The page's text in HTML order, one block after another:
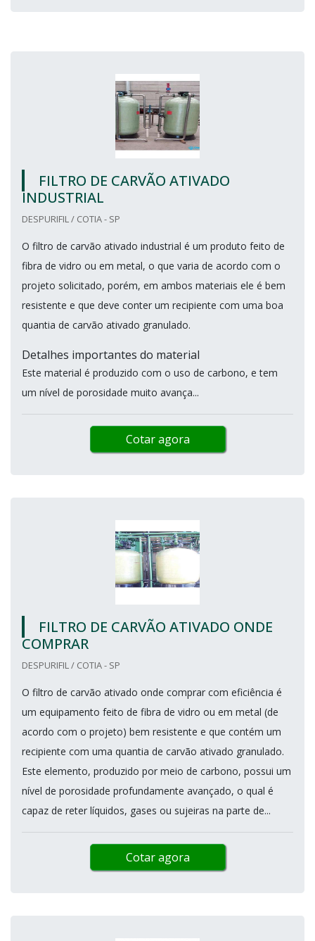
FILTRO DE CARVÃO ATIVADO
INDUSTRIAL
DESPURIFIL / COTIA - SP
O filtro de carvão ativado industrial é um produto feito de
fibra de vidro ou em metal, o que varia de acordo com o
projeto solicitado, porém, em ambos materiais ele é bem
resistente e que deve conter um recipiente com uma boa
quantia de carvão ativado granulado.
Detalhes importantes do material
Este material é produzido com o uso de carbono, e tem
um nível de porosidade muito avança...
Cotar agora
FILTRO DE CARVÃO ATIVADO ONDE
COMPRAR
DESPURIFIL / COTIA - SP
O filtro de carvão ativado onde comprar com eficiência é
um equipamento feito de fibra de vidro ou em metal (de
acordo com o projeto) bem resistente e que contém um
recipiente com uma quantia de carvão ativado granulado.
Este elemento, produzido por meio de carbono, possui um
nível de porosidade profundamente avançado, o qual é
capaz de reter líquidos, gases ou sujeiras na parte de...
Cotar agora